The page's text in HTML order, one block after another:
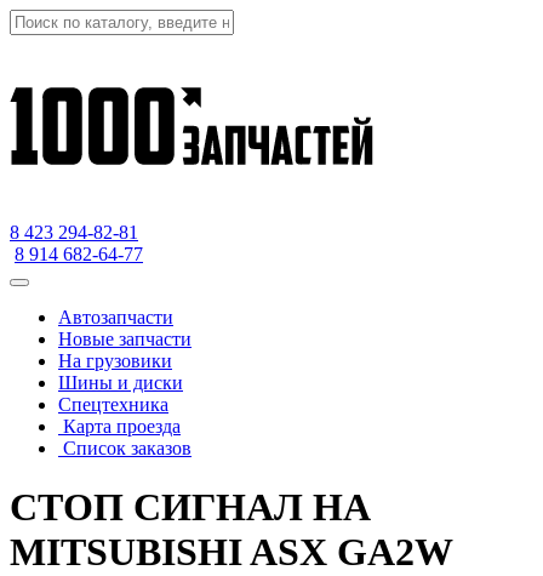
8 423 294-82-81
8 914 682-64-77
Автозапчасти
Новые запчасти
На грузовики
Шины и диски
Спецтехника
Карта проезда
Список заказов
СТОП СИГНАЛ НА
MITSUBISHI ASX GA2W